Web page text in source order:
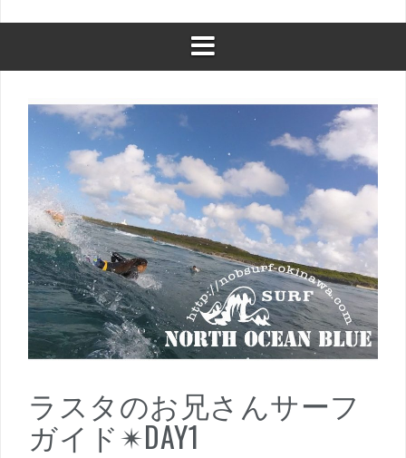
ラスタのお兄さんサーフ
ガイド✴DAY1